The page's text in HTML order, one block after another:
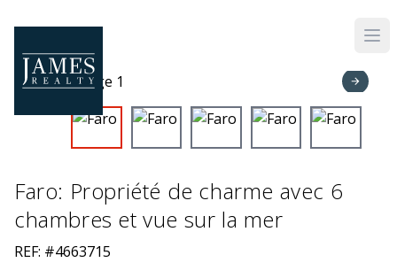
Faro: Propriété de charme avec 6
chambres et vue sur la mer
REF: #4663715